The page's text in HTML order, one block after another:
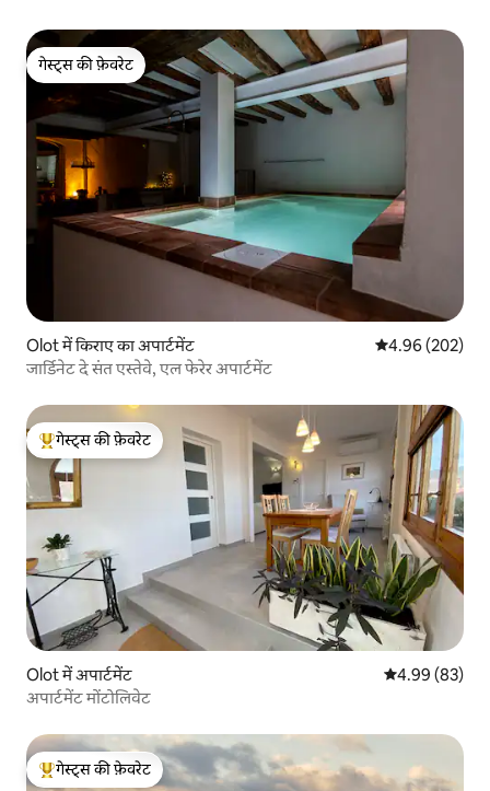
गेस्ट्स की फ़ेवरेट
गेस्ट्स की फ़ेवरेट
Olot में किराए का अपार्टमेंट औसत रेटिंग 5 में से
4.96 (202)
जार्डिनेट दे संत एस्तेवे, एल फेरेर अपार्टमेंट
गेस्ट्स का टॉप फ़ेवरेट
गेस्ट्स की फ़ेवरेट
Olot में अपार्टमेंट औसत रेटिंग 5 में
4.99 (83)
अपार्टमेंट मोंटोलिवेट
गेस्ट्स का टॉप फ़ेवरेट
गेस्ट्स की फ़ेवरेट